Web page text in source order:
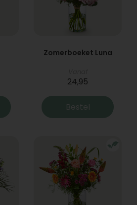
Zomerboeket Luna
24,95
Bestel